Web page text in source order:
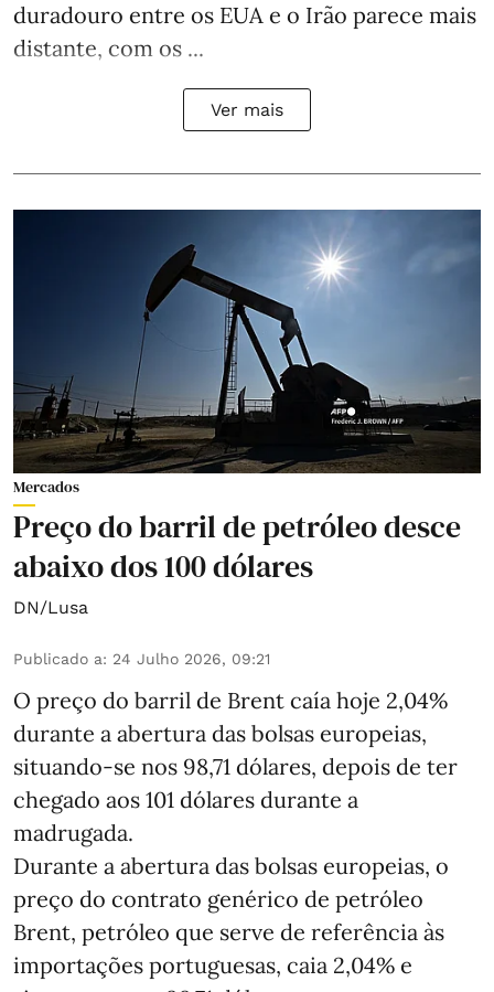
duradouro entre os EUA e o Irão parece mais
distante, com os ...
Ver mais
Mercados
Preço do barril de petróleo desce
abaixo dos 100 dólares
DN/Lusa
Publicado a: 24 Julho 2026, 09:21
O preço do barril de Brent caía hoje 2,04%
durante a abertura das bolsas europeias,
situando-se nos 98,71 dólares, depois de ter
chegado aos 101 dólares durante a
madrugada.
Durante a abertura das bolsas europeias, o
preço do contrato genérico de petróleo
Brent, petróleo que serve de referência às
importações portuguesas, caia 2,04% e